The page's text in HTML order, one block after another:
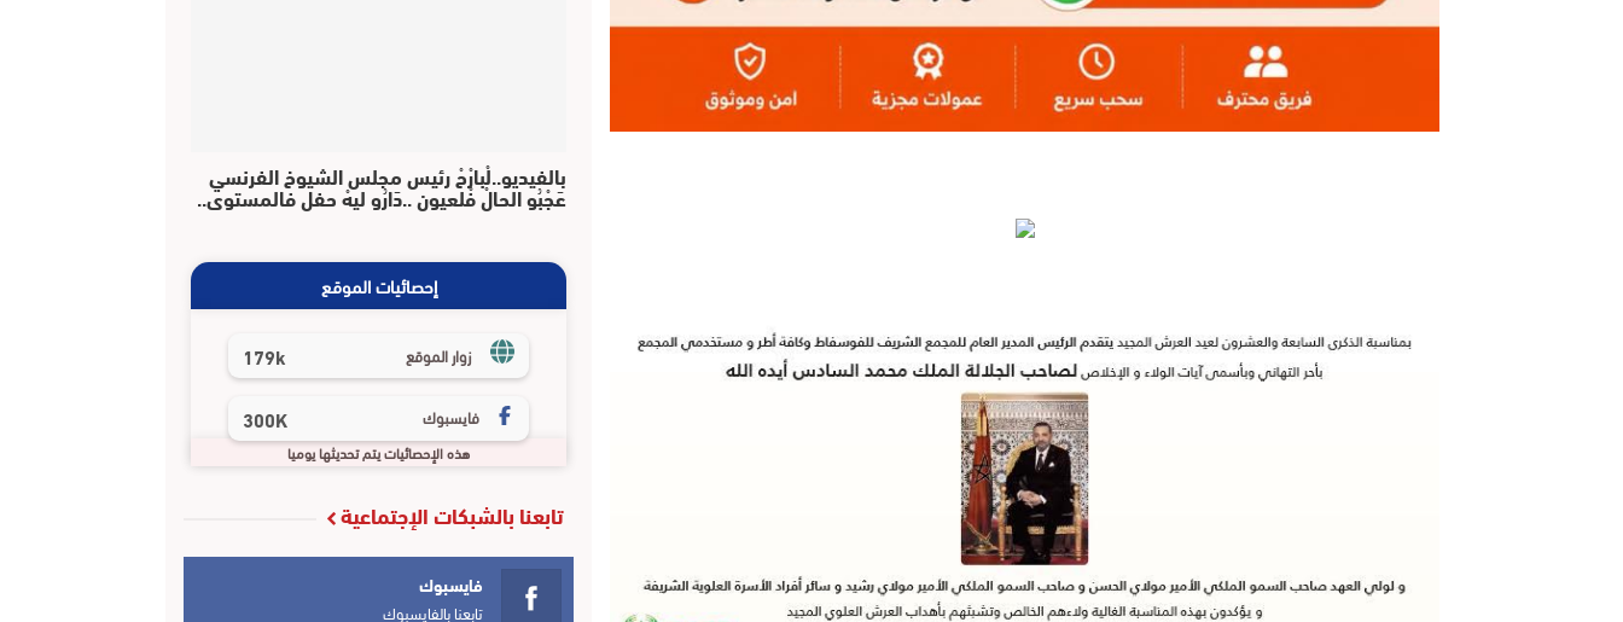
بالفيديو..لْبارْحْ رئيس مجلس الشيوخ الفرنسي
عَجْبُو الحالْ فْلعيون ..دَارُو ليهْ حفل فالمستوى..
إحصائيات الموقع
زوار الموقع 179k
فايسبوك 300K
هذه الإحصائيات يتم تحديثها يوميا
تابعنا بالشبكات الإجتماعية
فايسبوك
تابعنا بالفايسبوك